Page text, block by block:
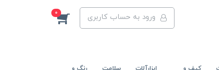
ورود به حساب کاربری 0